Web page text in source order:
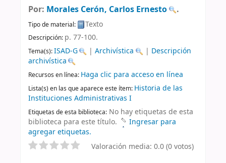
Por: Morales Cerón, Carlos Ernesto .
Tipo de material: Texto
Descripción: p. 77-100.
Tema(s):ISAD-G |Archivística | Descripción
archivística
Recursos en línea: Haga clic para acceso en línea
Lista(s) en las que aparece este ítem: Historia de las
Instituciones Administrativas I
Etiquetas de esta biblioteca: No hay etiquetas de esta
biblioteca para este título.
Ingresar para
agregar etiquetas.
Valoración media: 0.0 (0 votos)